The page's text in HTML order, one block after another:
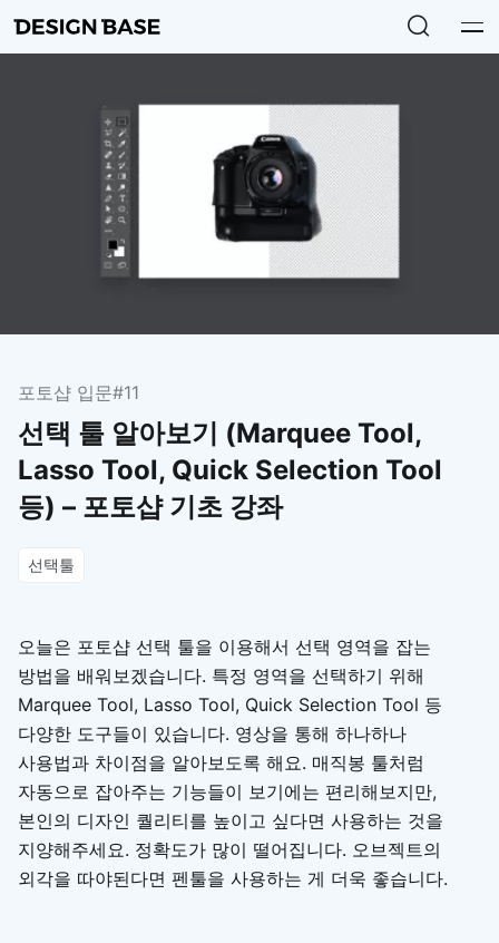
포토샵 입문#11
선택 툴 알아보기 (Marquee Tool,
Lasso Tool, Quick Selection Tool
등) – 포토샵 기초 강좌
선택툴
오늘은 포토샵 선택 툴을 이용해서 선택 영역을 잡는
방법을 배워보겠습니다. 특정 영역을 선택하기 위해
Marquee Tool, Lasso Tool, Quick Selection Tool 등
다양한 도구들이 있습니다. 영상을 통해 하나하나
사용법과 차이점을 알아보도록 해요. 매직봉 툴처럼
자동으로 잡아주는 기능들이 보기에는 편리해보지만,
본인의 디자인 퀄리티를 높이고 싶다면 사용하는 것을
지양해주세요. 정확도가 많이 떨어집니다. 오브젝트의
외각을 따야된다면 펜툴을 사용하는 게 더욱 좋습니다.